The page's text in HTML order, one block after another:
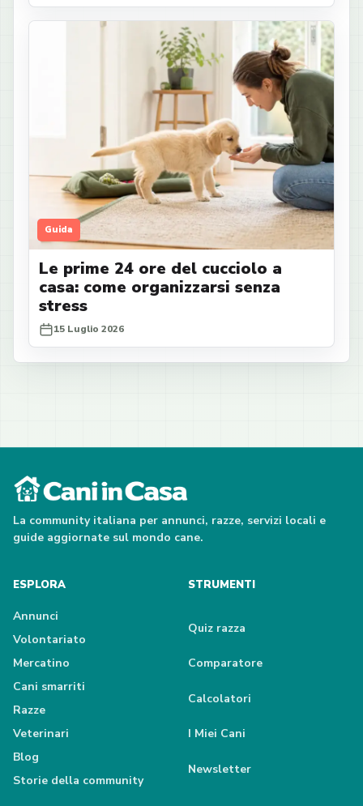
Guida
Le prime 24 ore del cucciolo a
casa: come organizzarsi senza
stress
15 Luglio 2026
La community italiana per annunci, razze, servizi locali e
guide aggiornate sul mondo cane.
ESPLORA
Annunci
Volontariato
Mercatino
Cani smarriti
Razze
Veterinari
Blog
Storie della community
STRUMENTI
Quiz razza
Comparatore
Calcolatori
I Miei Cani
Newsletter